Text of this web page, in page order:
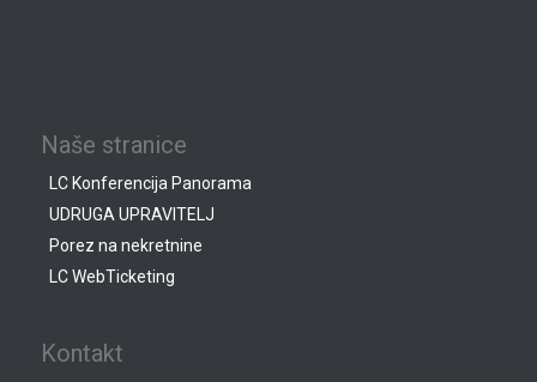
Naše stranice
LC Konferencija Panorama
UDRUGA UPRAVITELJ
Porez na nekretnine
LC WebTicketing
Kontakt